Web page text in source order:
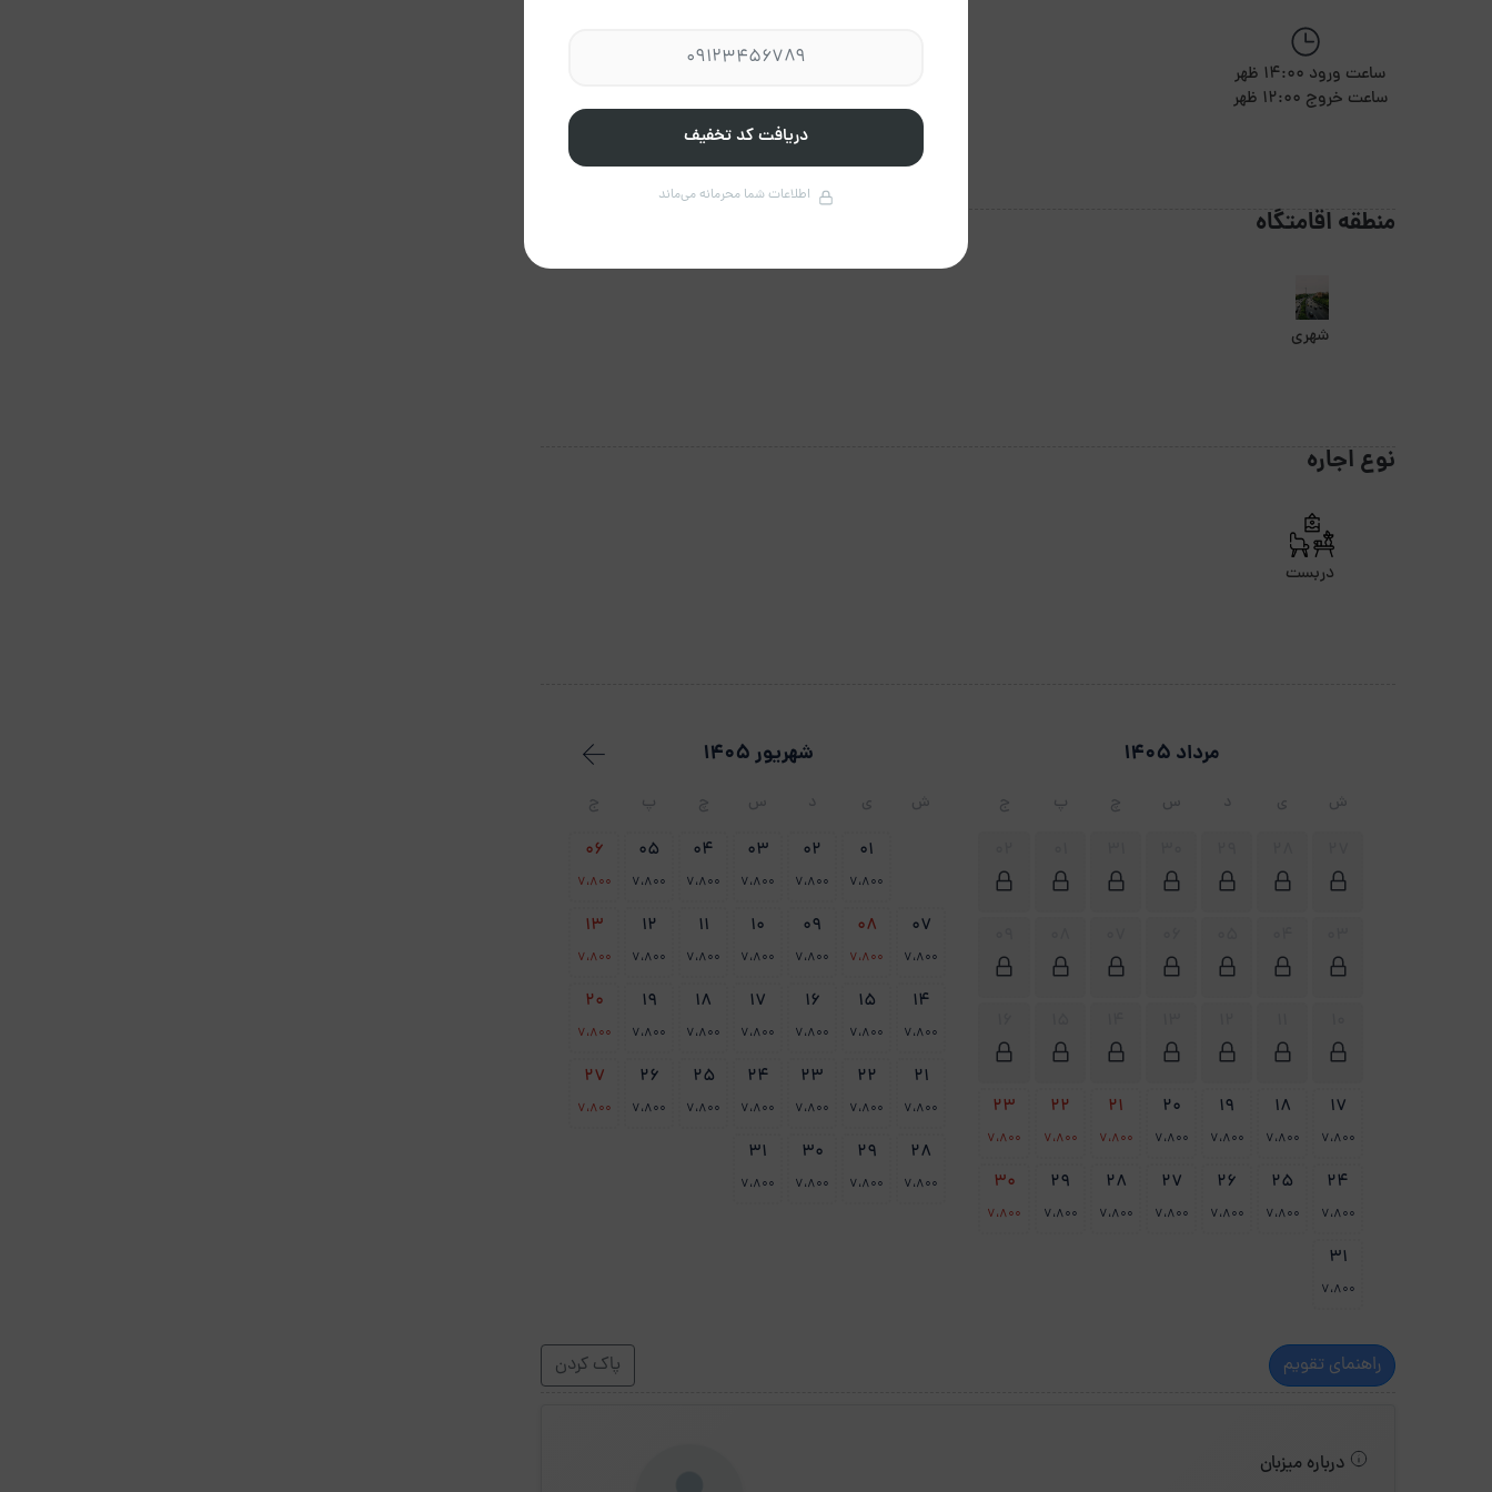
ساعت ورود 14:00 ظهر
ساعت خروج 12:00 ظهر
منطقه اقامتگاه
شهری
نوع اجاره
دربست
مرداد 1405
ش ی د س چ پ ج
17
7،800
18
7،800
19
7،800
20
7،800
21
7،800
22
7،800
23
7،800
24
7،800
25
7،800
26
7،800
27
7،800
28
7،800
29
7،800
30
7،800
31
7،800
شهریور 1405
ش ی د س چ پ ج
01
7،800
02
7،800
03
7،800
04
7،800
05
7،800
06
7،800
07
7،800
08
7،800
09
7،800
10
7،800
11
7،800
12
7،800
13
7،800
14
7،800
15
7،800
16
7،800
17
7،800
18
7،800
19
7،800
20
7،800
21
7،800
22
7،800
23
7،800
24
7،800
25
7،800
26
7،800
27
7،800
28
7،800
29
7،800
30
7،800
31
7،800
راهنمای تقویم پاک کردن
درباره میزبان
دریافت کد تخفیف
اطلاعات شما محرمانه می‌ماند